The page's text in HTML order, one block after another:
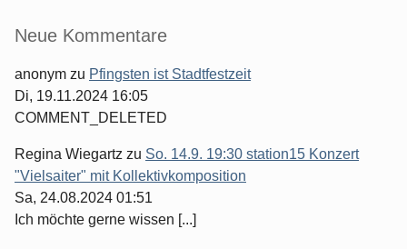
Seitenleiste
Neue Kommentare
anonym zu Pfingsten ist Stadtfestzeit
Di, 19.11.2024 16:05
COMMENT_DELETED
Regina Wiegartz zu So. 14.9. 19:30 station15 Konzert
"Vielsaiter" mit Kollektivkomposition
Sa, 24.08.2024 01:51
Ich möchte gerne wissen [...]